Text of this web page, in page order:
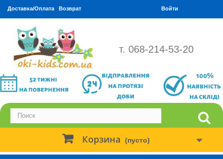
Доставка/Оплата Возврат Войти
т. 068-214-53-20
Корзина (пусто)